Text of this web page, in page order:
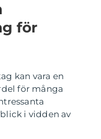
för
kan vara en
för många
i vidden av